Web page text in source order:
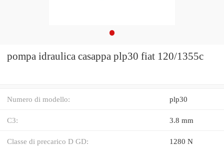
pompa idraulica casappa plp30 fiat 120/1355c
Numero di modello: plp30
C3: 3.8 mm
Classe di precarico D GD: 1280 N